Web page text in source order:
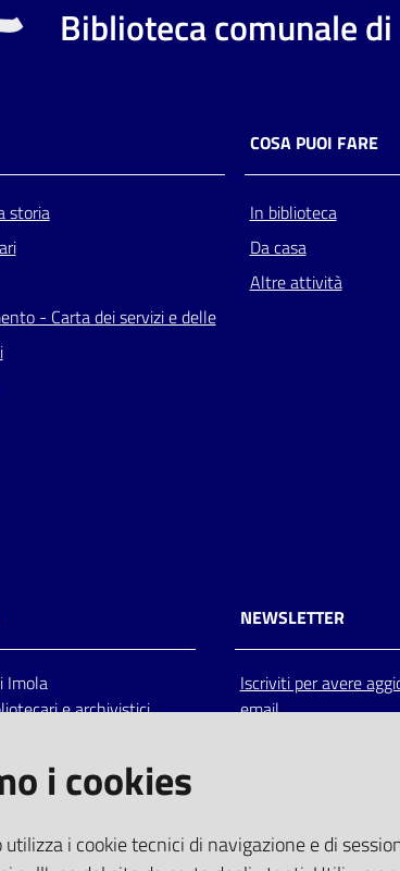
Biblioteca comunale
storia
- Carta dei servizi e delle
COSA PUOI FARE
In biblioteca
Da casa
Altre attività
Imola
e archivistici
tel 0542.6026.36 fax
NEWSLETTER
Iscriviti per avere
email
i cookies
utilizza i cookie tecnici di navigazione e di